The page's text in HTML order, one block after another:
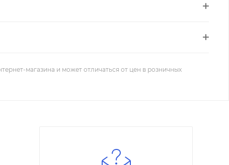
магазина и может отличаться от цен в розничных